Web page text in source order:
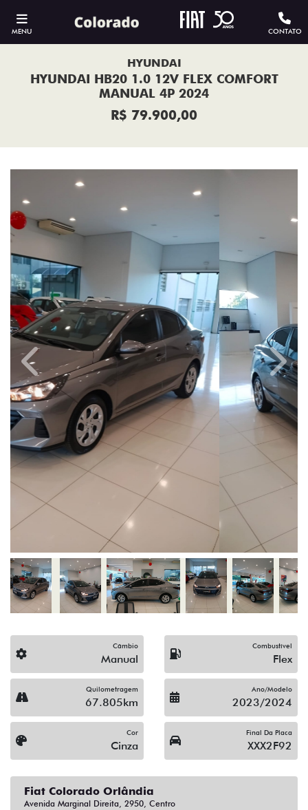
MENU CONTATO
HYUNDAI
HYUNDAI HB20 1.0 12V FLEX COMFORT
MANUAL 4P 2024
R$ 79.900,00
Previous Next
Câmbio
Manual
Combustível
Flex
Quilometragem
67.805km
Ano/Modelo
2023/2024
Cor
Cinza
Final Da Placa
XXX2F92
Fiat Colorado Orlândia
Avenida Marginal Direita, 2950, Centro